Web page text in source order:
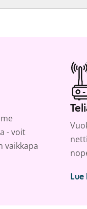
- voit
vaikkapa
Lue